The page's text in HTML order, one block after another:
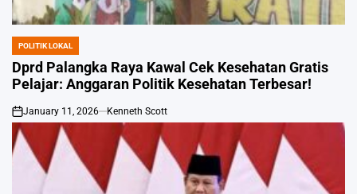
POSTED
IN
POLITIK LOKAL
Dprd Palangka Raya Kawal Cek Kesehatan Gratis
Pelajar: Anggaran Politik Kesehatan Terbesar!
on
January 11, 2026 Kenneth Scott